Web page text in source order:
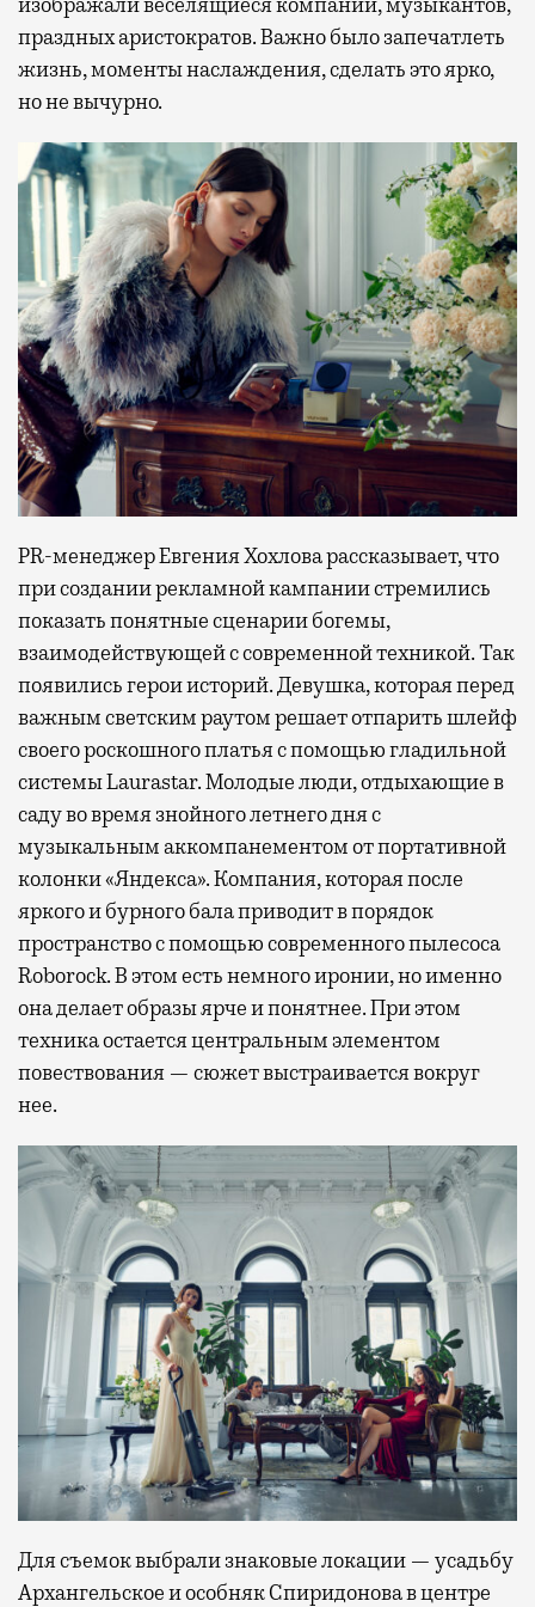
праздных аристократов. Важно было запечатлеть
жизнь, моменты наслаждения, сделать это ярко,
но не вычурно.
PR-менеджер Евгения Хохлова рассказывает, что
при создании рекламной кампании стремились
показать понятные сценарии богемы,
взаимодействующей с современной техникой. Так
появились герои историй. Девушка, которая перед
важным светским раутом решает отпарить шлейф
своего роскошного платья с помощью гладильной
системы Laurastar. Молодые люди, отдыхающие в
саду во время знойного летнего дня с
музыкальным аккомпанементом от портативной
колонки «Яндекса». Компания, которая после
яркого и бурного бала приводит в порядок
пространство с помощью современного пылесоса
Roborock. В этом есть немного иронии, но именно
она делает образы ярче и понятнее. При этом
техника остается центральным элементом
повествования — сюжет выстраивается вокруг
нее.
Для съемок выбрали знаковые локации — усадьбу
Архангельское и особняк Спиридонова в центре